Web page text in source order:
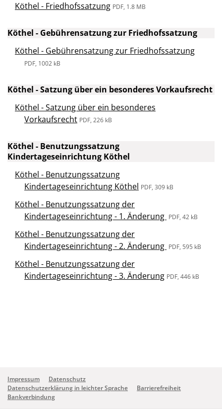
Köthel - Friedhofssatzung PDF, 1.8 MB
Köthel - Gebührensatzung zur Friedhofssatzung
Köthel - Gebührensatzung zur Friedhofssatzung
PDF, 1002 kB
Köthel - Satzung über ein besonderes Vorkaufsrecht
Köthel - Satzung über ein besonderes
Vorkaufsrecht PDF, 226 kB
Köthel - Benutzungssatzung
Kindertageseinrichtung Köthel
Köthel - Benutzungssatzung
Kindertageseinrichtung Köthel PDF, 309 kB
Köthel - Benutzungssatzung der
Kindertageseinrichtung - 1. Änderung PDF, 42 kB
Köthel - Benutzungssatzung der
Kindertageseinrichtung - 2. Änderung PDF, 595 kB
Köthel - Benutzungssatzung der
Kindertageseinrichtung - 3. Änderung PDF, 446 kB
Impressum
Datenschutz
Datenschutzerklärung in leichter Sprache
Barrierefreiheit
Bankverbindung